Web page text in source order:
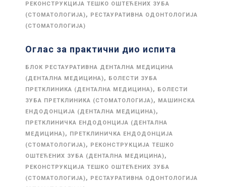
РЕКОНСТРУКЦИЈА ТЕШКО ОШТЕЋЕНИХ ЗУБА
(СТОМАТОЛОГИЈА), РЕСТАУРАТИВНА ОДОНТОЛОГИЈА
(СТОМАТОЛОГИЈА)
Оглас за практични дио испита
БЛОК РЕСТАУРАТИВНА ДЕНТАЛНА МЕДИЦИНА
(ДЕНТАЛНА МЕДИЦИНА), БОЛЕСТИ ЗУБА
ПРЕТКЛИНИКА (ДЕНТАЛНА МЕДИЦИНА), БОЛЕСТИ
ЗУБА ПРЕТКЛИНИКА (СТОМАТОЛОГИЈА), МАШИНСКА
ЕНДОДОНЦИЈА (ДЕНТАЛНА МЕДИЦИНА),
ПРЕТКЛИНИЧКА ЕНДОДОНЦИЈА (ДЕНТАЛНА
МЕДИЦИНА), ПРЕТКЛИНИЧКА ЕНДОДОНЦИЈА
(СТОМАТОЛОГИЈА), РЕКОНСТРУКЦИЈА ТЕШКО
ОШТЕЋЕНИХ ЗУБА (ДЕНТАЛНА МЕДИЦИНА),
РЕКОНСТРУКЦИЈА ТЕШКО ОШТЕЋЕНИХ ЗУБА
(СТОМАТОЛОГИЈА), РЕСТАУРАТИВНА ОДОНТОЛОГИЈА